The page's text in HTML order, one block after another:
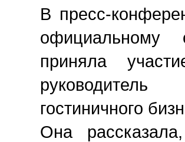
В пресс-
официальному
приняла
гостиничного
Она